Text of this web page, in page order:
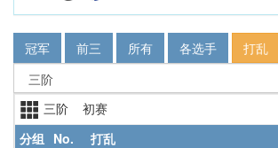
冠军 前三 所有 各选手 打乱
三阶 初赛
分组 No.
打乱